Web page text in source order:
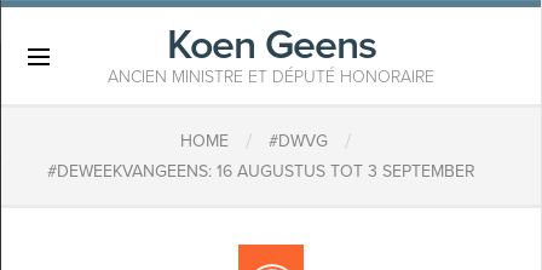
Koen Geens
ANCIEN MINISTRE ET DÉPUTÉ HONORAIRE
HOME / #DWVG /
#DEWEEKVANGEENS: 16 AUGUSTUS TOT 3 SEPTEMBER